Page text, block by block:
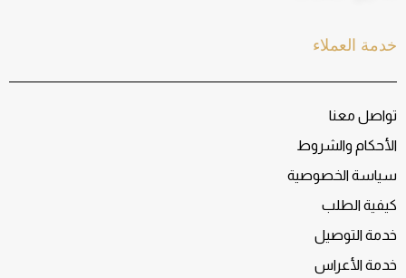
خدمة العملاء
تواصل معنا
الأحكام والشروط
سياسة الخصوصية
كيفية الطلب
خدمة التوصيل
خدمة الأعراس